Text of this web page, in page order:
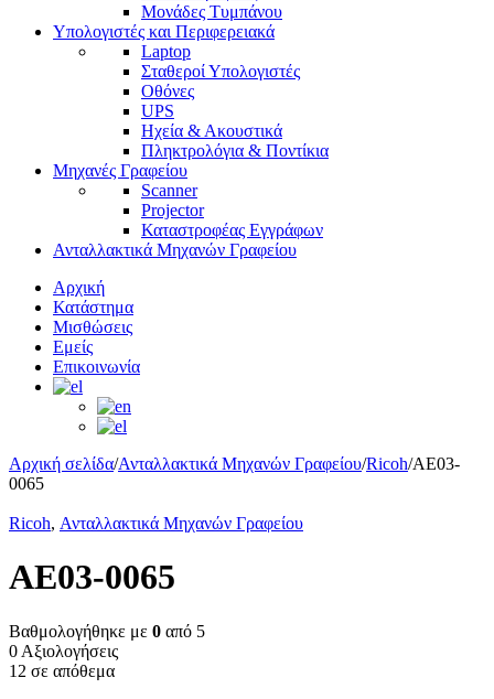
Μονάδες Τυμπάνου
Υπολογιστές και Περιφερειακά
Laptop
Σταθεροί Υπολογιστές
Οθόνες
UPS
Ηχεία & Ακουστικά
Πληκτρολόγια & Ποντίκια
Μηχανές Γραφείου
Scanner
Projector
Καταστροφέας Εγγράφων
Ανταλλακτικά Μηχανών Γραφείου
Αρχική
Κατάστημα
Μισθώσεις
Εμείς
Επικοινωνία
Αρχική σελίδα/Ανταλλακτικά Μηχανών Γραφείου/Ricoh/AE03-
0065
Ricoh, Ανταλλακτικά Μηχανών Γραφείου
AE03-0065
Βαθμολογήθηκε με 0 από 5
0 Αξιολογήσεις
12 σε απόθεμα